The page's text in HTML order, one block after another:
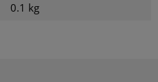
0.1 kg